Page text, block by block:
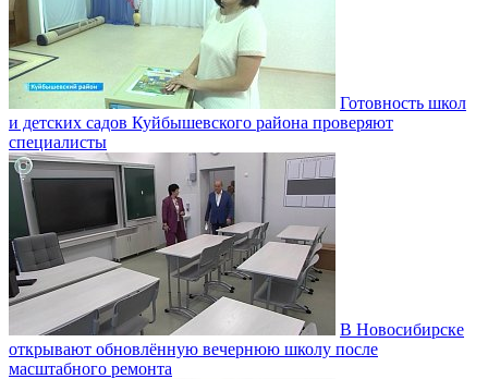
Готовность школ
и детских садов Куйбышевского района проверяют
специалисты
В Новосибирске
открывают обновлённую вечернюю школу после
масштабного ремонта